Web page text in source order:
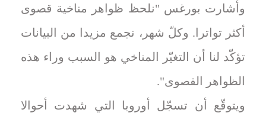
وأشارت بورغس "نلحظ ظواهر مناخية قصوى
أكثر تواترا. وكلّ شهر، نجمع مزيدا من البيانات
تؤكّد لنا أن التغيّر المناخي هو السبب وراء هذه
الظواهر القصوى".
ويتوقّع أن تسجّل أوروبا التي شهدت أحوالا